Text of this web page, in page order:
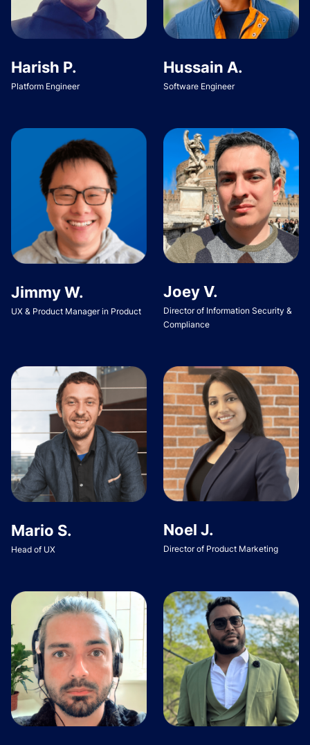
Harish P.
Platform Engineer
Hussain A.
Software Engineer
Jimmy W.
UX & Product Manager in Product
Joey V.
Director of Information Security &
Compliance
Mario S.
Head of UX
Noel J.
Director of Product Marketing